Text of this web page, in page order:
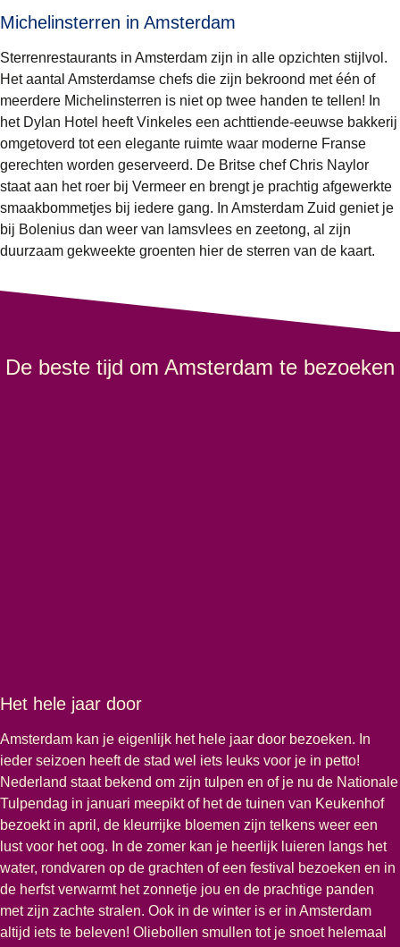
Michelinsterren in Amsterdam
Sterrenrestaurants in Amsterdam zijn in alle opzichten stijlvol.
Het aantal Amsterdamse chefs die zijn bekroond met één of
meerdere Michelinsterren is niet op twee handen te tellen! In
het Dylan Hotel heeftVinkeles een achttiende-eeuwse bakkerij
omgetoverd tot een elegante ruimte waar moderne Franse
gerechten worden geserveerd. De Britse chef Chris Naylor
staat aan het roer bij Vermeer en brengt je prachtig afgewerkte
smaakbommetjes bij iedere gang. In Amsterdam Zuid geniet je
bij Bolenius dan weer van lamsvlees en zeetong, al zijn
duurzaam gekweekte groenten hier de sterren van de kaart.
De beste tijd om Amsterdam te bezoeken
Het hele jaar door
Amsterdam kan je eigenlijk het hele jaar door bezoeken. In
ieder seizoen heeft de stad wel iets leuks voor je in petto!
Nederland staat bekend om zijn tulpen en of je nu de Nationale
Tulpendag in januari meepikt of het de tuinen van Keukenhof
bezoekt in april, de kleurrijke bloemen zijn telkens weer een
lust voor het oog. In de zomer kan je heerlijk luieren langs het
water, rondvaren op de grachten of een festival bezoeken en in
de herfst verwarmt het zonnetje jou en de prachtige panden
met zijn zachte stralen. Ook in de winter is er in Amsterdam
altijd iets te beleven! Oliebollen smullen tot je snoet helemaal